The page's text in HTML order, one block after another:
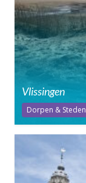
Vlissingen
Dorpen & Steden